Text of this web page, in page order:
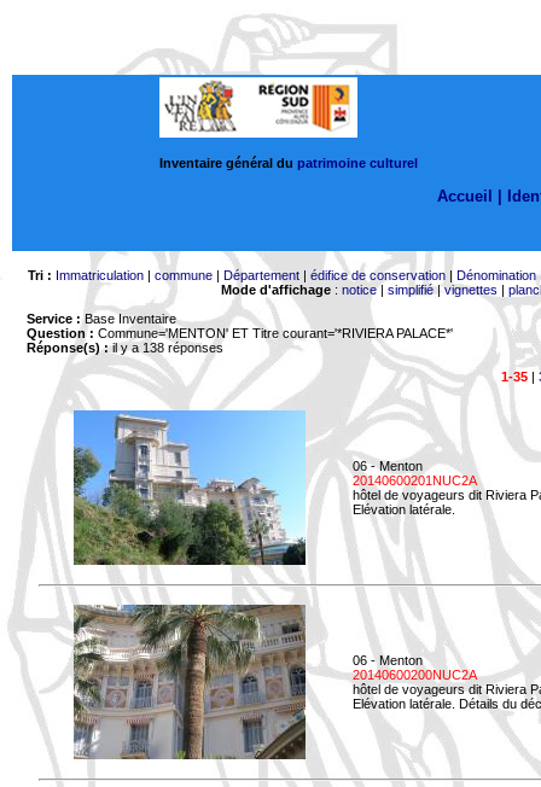
Inventaire général du patrimoine culturel
Accueil |
Tri : Immatriculation| commune| Département| édifice de conservation| Dénomination
Mode d'affichage: notice| simplifié|vignettes |
Service : Base Inventaire
Question : Commune='MENTON' ET Titre courant='*RIVIERA PALACE*'
Réponse(s) :il y a 138 réponses
1-35|
06 - Menton
20140600201NUC2A
hôtel de voyageurs dit Riviera
Elévation latérale.
06 - Menton
20140600200NUC2A
hôtel de voyageurs dit Riviera
Elévation latérale. Détails du